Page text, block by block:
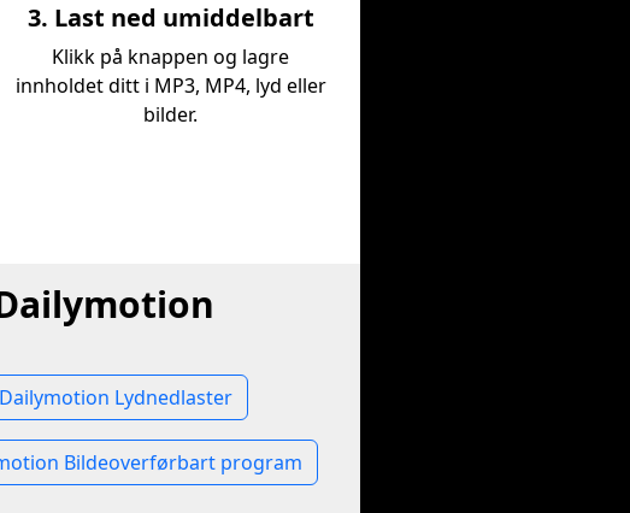
3. Last ned umiddelbart
Klikk på knappen og lagre
innholdet ditt i MP3, MP4, lyd eller
bilder.
Dailymotion Lydnedlaster
Bildeoverførbart program